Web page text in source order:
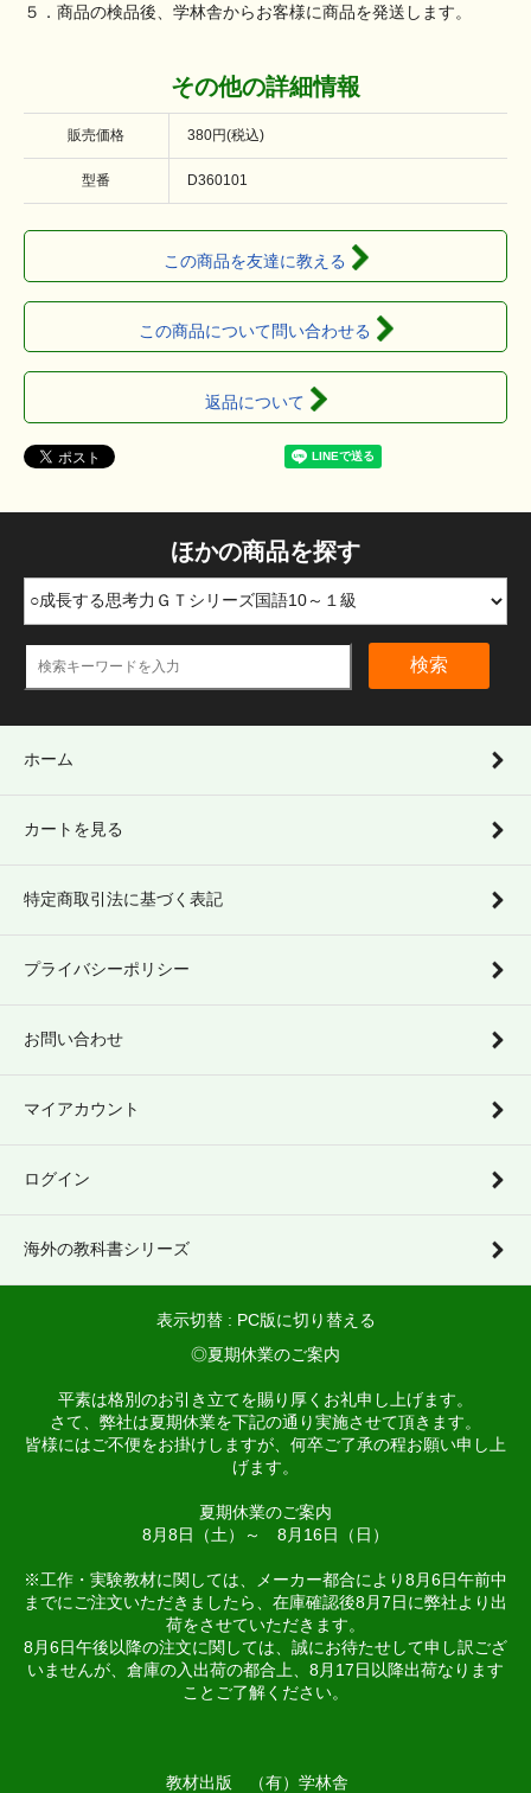
５．商品の検品後、学林舎からお客様に商品を発送します。
その他の詳細情報
販売価格 380円(税込)
型番 D360101
この商品を友達に教える
この商品について問い合わせる
返品について
ほかの商品を探す
検索
ホーム
カートを見る
特定商取引法に基づく表記
プライバシーポリシー
お問い合わせ
マイアカウント
ログイン
海外の教科書シリーズ
表示切替 : PC版に切り替える
◎夏期休業のご案内
平素は格別のお引き立てを賜り厚くお礼申し上げます。
さて、弊社は夏期休業を下記の通り実施させて頂きます。
皆様にはご不便をお掛けしますが、何卒ご了承の程お願い申し上
げます。
夏期休業のご案内
8月8日（土）～ 8月16日（日）
※工作・実験教材に関しては、メーカー都合により8月6日午前中
までにご注文いただきましたら、在庫確認後8月7日に弊社より出
荷をさせていただきます。
8月6日午後以降の注文に関しては、誠にお待たせして申し訳ござ
いませんが、倉庫の入出荷の都合上、8月17日以降出荷なります
ことご了解ください。
教材出版 （有）学林舎